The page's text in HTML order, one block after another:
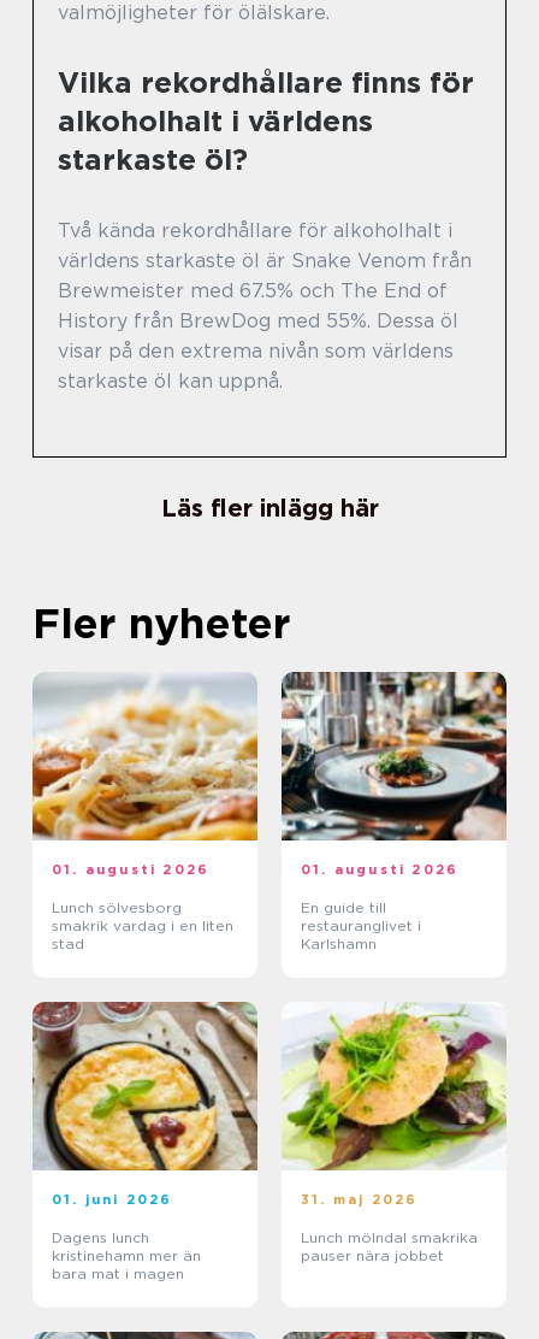
valmöjligheter för ölälskare.
Vilka rekordhållare finns för
alkoholhalt i världens
starkaste öl?
Två kända rekordhållare för alkoholhalt i
världens starkaste öl är Snake Venom från
Brewmeister med 67.5% och The End of
History från BrewDog med 55%. Dessa öl
visar på den extrema nivån som världens
starkaste öl kan uppnå.
Läs fler inlägg här
Fler nyheter
01. augusti 2026
Lunch sölvesborg
smakrik vardag i en liten
stad
01. augusti 2026
En guide till
restauranglivet i
Karlshamn
01. juni 2026
Dagens lunch
kristinehamn mer än
bara mat i magen
31. maj 2026
Lunch mölndal smakrika
pauser nära jobbet